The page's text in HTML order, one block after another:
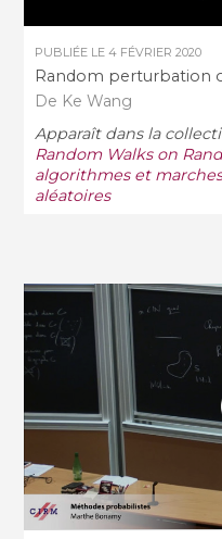
PUBLIÉE LE4 FÉVRIER 2020
Random perturbation
De Ke Wang
Apparaît dans la
Random Walks on
algorithmes et
aléatoires